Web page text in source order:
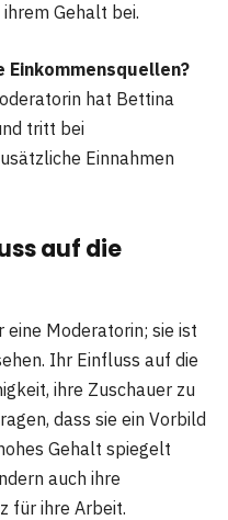
Gehalt bei.
hat Bettina
tritt bei
Einnahmen
auf die
Moderatorin; sie ist
Ihr Einfluss auf die
ihre Zuschauer zu
dass sie ein Vorbild
Gehalt spiegelt
auch ihre
für ihre Arbeit.